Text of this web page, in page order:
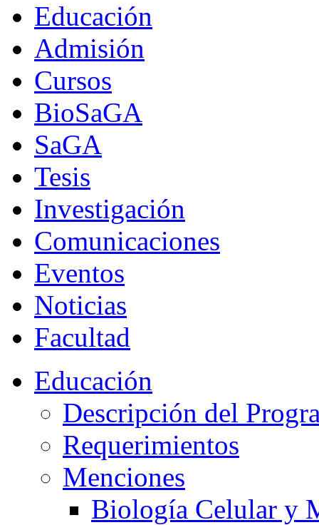
Educación
Admisión
Cursos
BioSaGA
SaGA
Tesis
Investigación
Comunicaciones
Eventos
Noticias
Facultad
Educación
Descripción del
Requerimientos
Menciones
Biología Celular y